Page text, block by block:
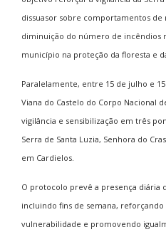
dissuasor sobre comportamentos
diminuição do número de incêndios
município na proteção da floresta e
Paralelamente, entre 15 de julho e
Viana do Castelo do Corpo Nacional
vigilância e sensibilização em três
Serra de Santa Luzia, Senhora do
em Cardielos.
O protocolo prevê a presença diária
incluindo fins de semana,
vulnerabilidade e promovendo